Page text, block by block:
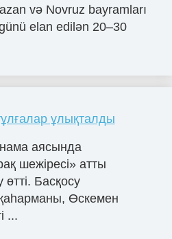
və Novruz bayramları
elan edilən 20–30
ұлықталды
аясында
шежіресі» атты
Басқосу
Өскемен
...